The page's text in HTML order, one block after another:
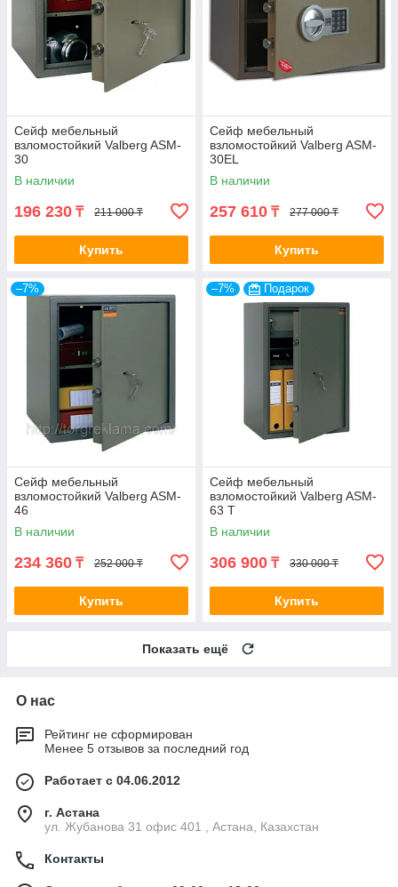
Сейф мебельный
взломостойкий Valberg ASM-
30
В наличии
196 230 ₸ 211 000 ₸
Купить
Сейф мебельный
взломостойкий Valberg ASM-
30EL
В наличии
257 610 ₸ 277 000 ₸
Купить
–7%
Сейф мебельный
взломостойкий Valberg ASM-
46
В наличии
234 360 ₸ 252 000 ₸
Купить
–7% Подарок
Сейф мебельный
взломостойкий Valberg ASM-
63 Т
В наличии
306 900 ₸ 330 000 ₸
Купить
Показать ещё
О нас
Рейтинг не сформирован
Менее 5 отзывов за последний год
Работает с 04.06.2012
г. Астана
ул. Жубанова 31 офис 401 , Астана, Казахстан
Контакты